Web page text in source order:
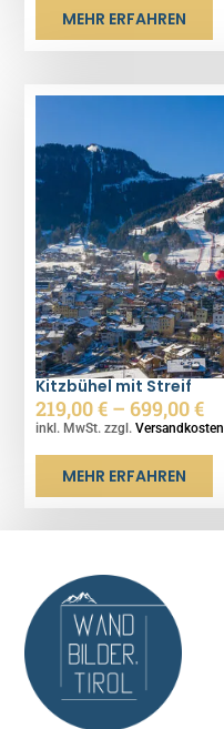
MEHR ERFAHREN
Kitzbühel mit Streif
219,00€ – 699,00€
inkl. MwSt. zzgl.Versandkosten
MEHR ERFAHREN